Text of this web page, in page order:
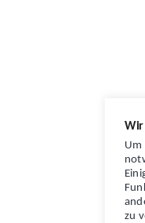
Wir
Um
zu